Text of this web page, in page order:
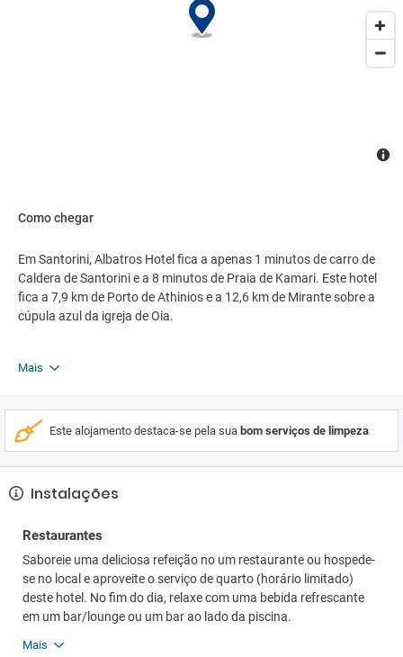
Como chegar
Em Santorini, Albatros Hotel fica a apenas 1 minutos de carro de
Caldera de Santorini e a 8 minutos de Praia de Kamari. Este hotel
fica a 7,9 km de Porto de Athinios e a 12,6 km de Mirante sobre a
cúpula azul da igreja de Oia.
Mais
Este alojamento destaca-se pela sua bom serviços de limpeza
Instalações
Restaurantes
Saboreie uma deliciosa refeição no um restaurante ou hospede-
se no local e aproveite o serviço de quarto (horário limitado)
deste hotel. No fim do dia, relaxe com uma bebida refrescante
em um bar/lounge ou um bar ao lado da piscina.
Mais